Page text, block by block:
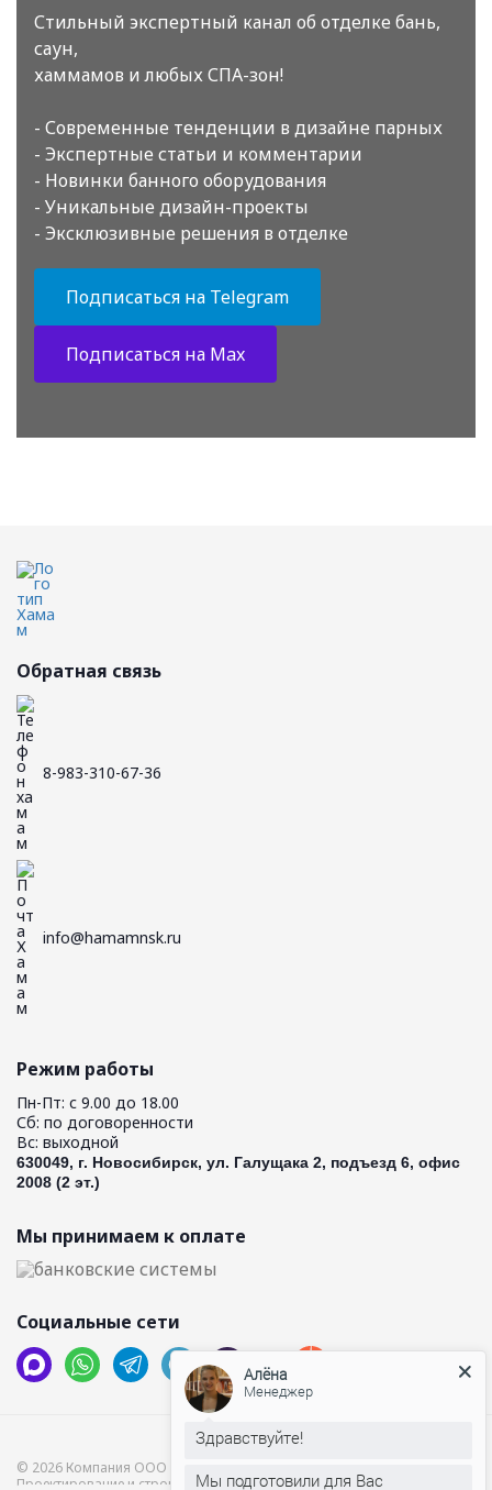
Стильный экспертный канал об отделке бань,
саун,
хаммамов и любых СПА-зон!
- Современные тенденции в дизайне парных
- Экспертные статьи и комментарии
- Новинки банного оборудования
- Уникальные дизайн-проекты
- Эксклюзивные решения в отделке
Подписаться на Telegram
Подписаться на Max
Обратная связь
8-983-310-67-36
info@hamamnsk.ru
Режим работы
Пн-Пт: с 9.00 до 18.00
Сб: по договоренности
Вс: выходной
630049, г. Новосибирск, ул. Галущака 2, подъезд 6, офис
2008 (2 эт.)
Мы принимаем к оплате
Социальные сети
© 2026 Компания ООО “Хамам”.
Проектирование и строительство бань и саун. Производство дверей.
Алёна
Менеджер
Здравствуйте!
Мы подготовили для Вас